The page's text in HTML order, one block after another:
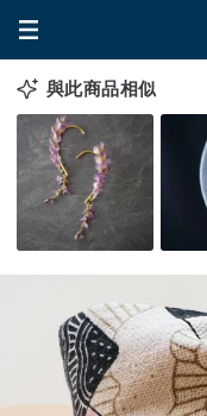
與此商品相似